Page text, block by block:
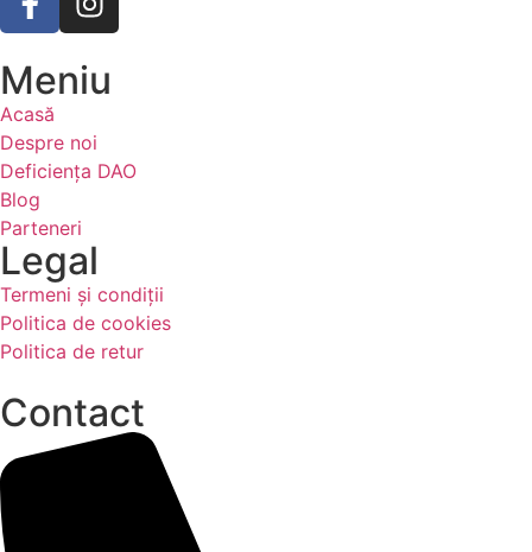
Meniu
Acasă
Despre noi
Deficiența DAO
Blog
Parteneri
Legal
Termeni și condiții
Politica de cookies
Politica de retur
Contact